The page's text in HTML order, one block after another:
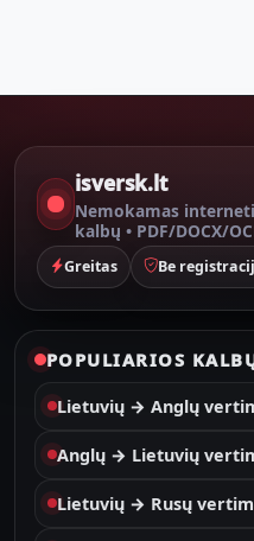
isversk.lt
Nemokamas
kalbų • PDF/DOCX/
Greitas Be
POPULIARIOS
Lietuvių → Anglų
Anglų → Lietuvių
Lietuvių → Rusų